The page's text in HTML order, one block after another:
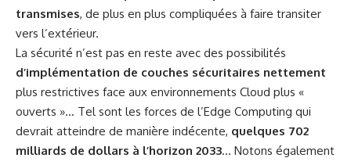
transmises, de plus en plus compliquées à faire transiter
vers l’extérieur.
La sécurité n’est pas en reste avec des possibilités
d’implémentation de couches sécuritaires nettement
plus restrictives face aux environnements Cloud plus «
ouverts »… Tel sont les forces de l’Edge Computing qui
devrait atteindre de manière indécente, quelques 702
milliards de dollars à l’horizon 2033… Notons également